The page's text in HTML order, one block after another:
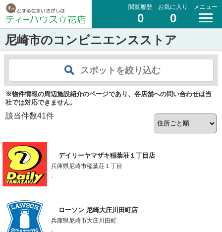
閲覧履歴
0
お気に入り
0
メニュー
尼崎市のコンビニエンスストア
スポットを絞り込む
※物件情報の周辺施設紹介のページであり、各店舗への問い合わせは当
社では対応できません。
該当件数41件
デイリーヤマザキ稲葉荘１丁目店
兵庫県尼崎市稲葉荘１丁目
-
ローソン 尼崎大庄川田町店
兵庫県尼崎市大庄川田町